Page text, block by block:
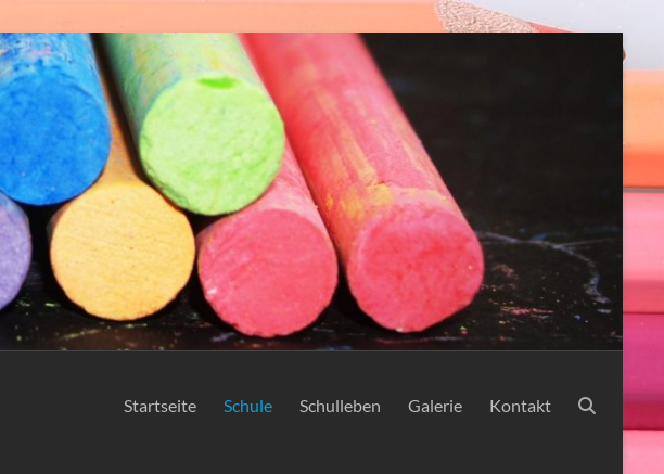
Startseite Schule Schulleben Galerie Kontakt